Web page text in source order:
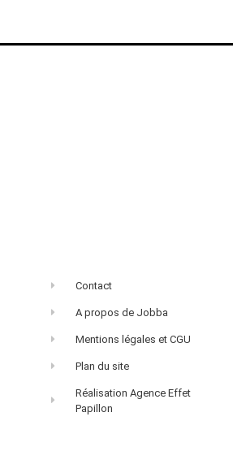
Contact
A propos de Jobba
Mentions légales et CGU
Plan du site
Réalisation Agence Effet
Papillon